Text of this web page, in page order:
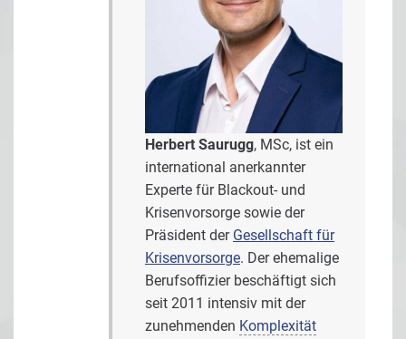
Herbert Saurugg, MSc, ist ein
international anerkannter
Experte für Blackout- und
Krisenvorsorge sowie der
Präsident der Gesellschaft für
Krisenvorsorge. Der ehemalige
Berufsoffizier beschäftigt sich
seit 2011 intensiv mit der
zunehmenden Komplexität